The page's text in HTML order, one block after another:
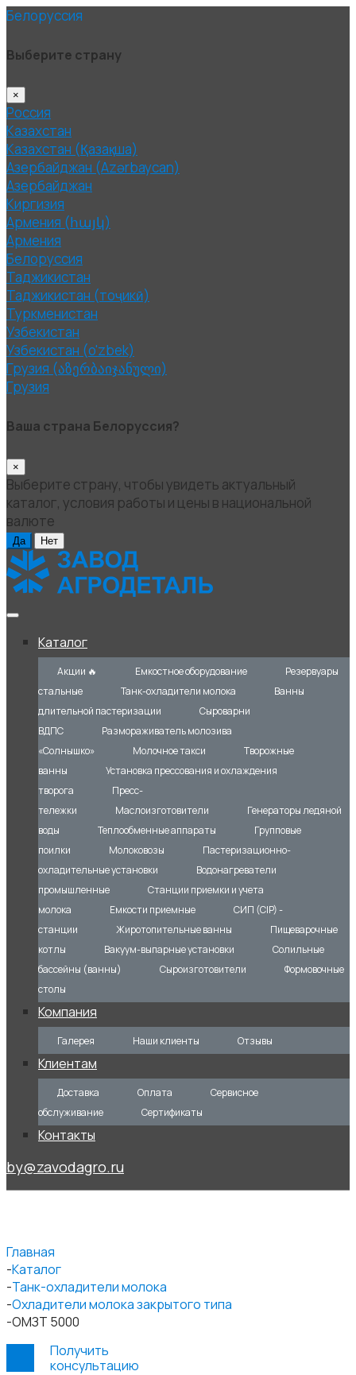
Белоруссия
Выберите страну
×
Россия
Казахстан
Казахстан (Қазақша)
Азербайджан (Azərbaycan)
Азербайджан
Киргизия
Армения (հայկ)
Армения
Белоруссия
Таджикистан
Таджикистан (тоҷикӣ)
Туркменистан
Узбекистан
Узбекистан (o'zbek)
Грузия (აზერბაიჯანული)
Грузия
Ваша страна Белоруссия?
×
Выберите страну, чтобы увидеть актуальный
каталог, условия работы и цены в национальной
валюте
Да Нет
Каталог
Акции 🔥 Емкостное оборудование
Резервуары
стальные
Танк-охладители молока
Ванны
длительной пастеризации
Сыроварни
ВДПС
Размораживатель молозива
«Солнышко»
Молочное такси
Творожные
ванны
Установка прессования и охлаждения
творога
Пресс-
тележки
Маслоизготовители
Генераторы ледяной
воды
Теплообменные аппараты
Групповые
поилки
Молоковозы
Пастеризационно-
охладительные установки
Водонагреватели
промышленные
Станции приемки и учета
молока
Емкости приемные
СИП (CIP) -
станции
Жиротопительные ванны
Пищеварочные
котлы
Вакуум-выпарные установки
Солильные
бассейны (ванны)
Сыроизготовители
Формовочные
столы
Компания
Галерея Наши клиенты Отзывы
Клиентам
Доставка Оплата
Сервисное
обслуживание
Сертификаты
Контакты
by@zavodagro.ru
Главная
Каталог
Танк-охладители молока
Охладители молока закрытого типа
ОМЗТ 5000
Получить
консультацию